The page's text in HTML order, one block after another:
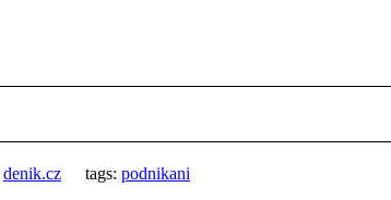
denik.cz tags: podnikani